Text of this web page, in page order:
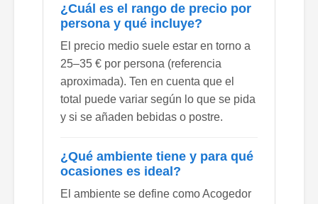
¿Cuál es el rango de precio por
persona y qué incluye?
El precio medio suele estar en torno a
25–35 € por persona (referencia
aproximada). Ten en cuenta que el
total puede variar según lo que se pida
y si se añaden bebidas o postre.
¿Qué ambiente tiene y para qué
ocasiones es ideal?
El ambiente se define como Acogedor